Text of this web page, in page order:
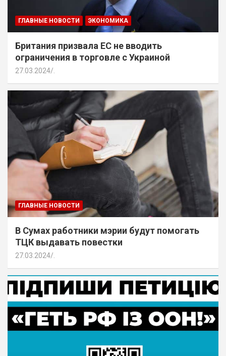
ГЛАВНЫЕ НОВОСТИ ЭКОНОМИКА
Британия призвала ЕС не вводить
ограничения в торговле с Украиной
27.03.2024
ГЛАВНЫЕ НОВОСТИ
В Сумах работники мэрии будут помогать
ТЦК выдавать повестки
27.03.2024